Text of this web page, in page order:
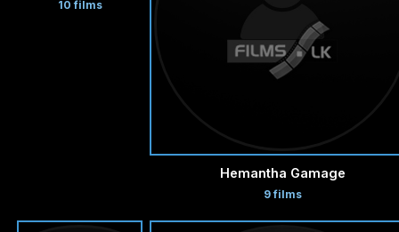
10 films
Hemantha Gamage
9 films